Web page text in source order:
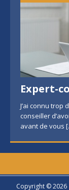
Expert-
J’ai connu
conseiller
avant de vous
Copyright © 2026